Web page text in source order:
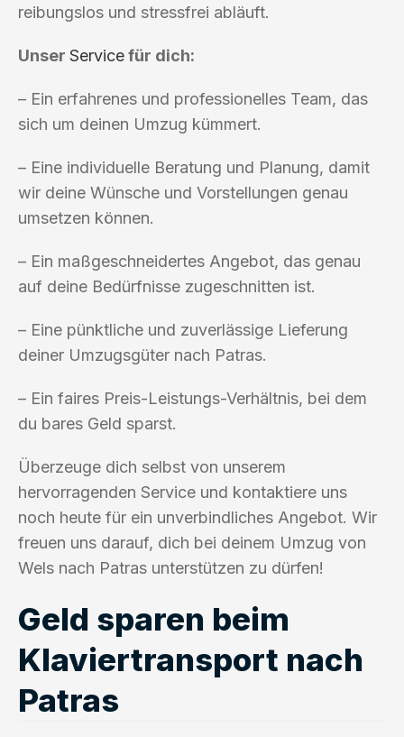
reibungslos und stressfrei abläuft.
Unser Servicefür dich:
– Ein erfahrenes und professionelles Team, das
sich um deinen Umzug kümmert.
– Eine individuelle Beratung und Planung, damit
wir deine Wünsche und Vorstellungen genau
umsetzen können.
– Ein maßgeschneidertes Angebot, das genau
auf deine Bedürfnisse zugeschnitten ist.
– Eine pünktliche und zuverlässige Lieferung
deiner Umzugsgüter nach Patras.
– Ein faires Preis-Leistungs-Verhältnis, bei dem
du bares Geld sparst.
Überzeuge dich selbst von unserem
hervorragenden Service und kontaktiere uns
noch heute für ein unverbindliches Angebot. Wir
freuen uns darauf, dich bei deinem Umzug von
Wels nach Patras unterstützen zu dürfen!
Geld sparen beim
Klaviertransport nach
Patras